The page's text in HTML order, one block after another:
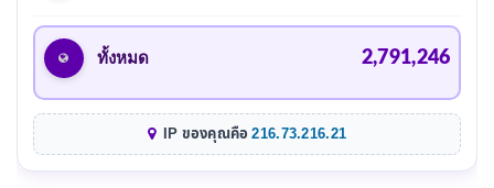
ทั้งหมด 2,791,246
IP ของคุณคือ216.73.216.21